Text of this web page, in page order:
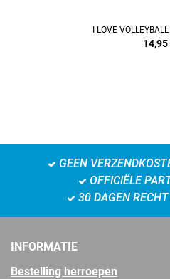
I LOVE
14,95
GEEN
OFFICIËLE
30 DAGEN
INFORMATIE
Bestelling herroepen